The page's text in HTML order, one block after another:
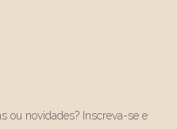
ou novidades? Inscreva-se e